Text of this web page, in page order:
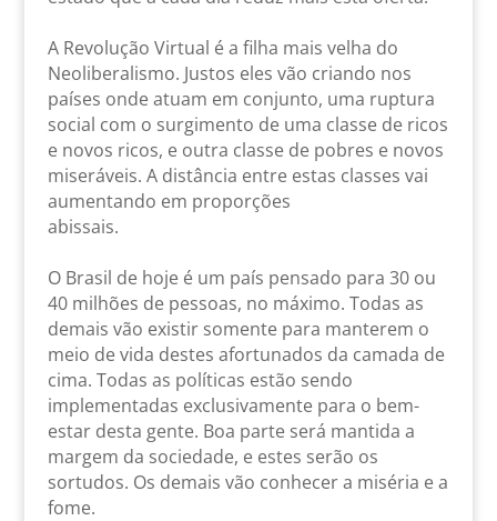
A Revolução Virtual é a filha mais velha do
Neoliberalismo. Justos eles vão criando nos
países onde atuam em conjunto, uma ruptura
social com o surgimento de uma classe de ricos
e novos ricos, e outra classe de pobres e novos
miseráveis. A distância entre estas classes vai
aumentando em proporções
abissais.
O Brasil de hoje é um país pensado para 30 ou
40 milhões de pessoas, no máximo. Todas as
demais vão existir somente para manterem o
meio de vida destes afortunados da camada de
cima. Todas as políticas estão sendo
implementadas exclusivamente para o bem-
estar desta gente. Boa parte será mantida a
margem da sociedade, e estes serão os
sortudos. Os demais vão conhecer a miséria e a
fome.